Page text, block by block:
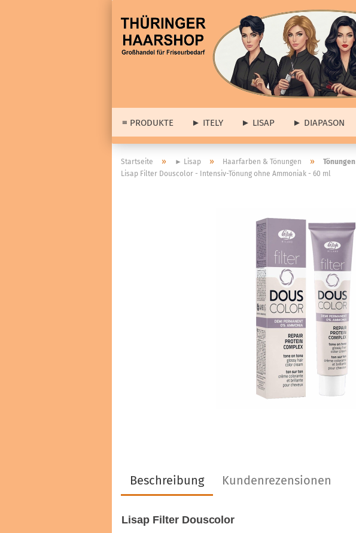
≡ PRODUKTE ► ITELY ► LISAP ► DIAPASON
► Angeboteanzeigen
weitere Marken
Sets
Abverkauf
Startseite » ► Lisap » Haarfarben & Tönungen » Tönungen
Lisap Filter Douscolor - Intensiv-Tönung ohne Ammoniak - 60 ml
Beschreibung Kundenrezensionen
Lisap Filter Douscolor